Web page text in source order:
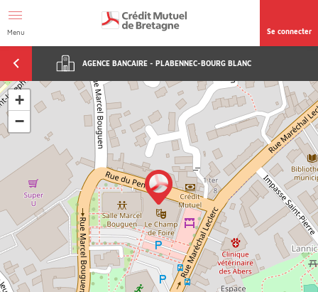
page accessibilité
Menu Se connecter
AGENCE BANCAIRE - PLABENNEC-BOURG BLANC
+
−